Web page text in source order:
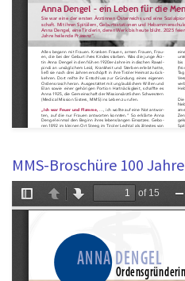
MMS-Broschüre 100 Jahre